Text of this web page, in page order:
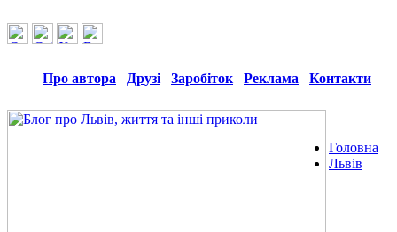
Про автора Друзі Заробіток Реклама Контакти
Головна
Львів